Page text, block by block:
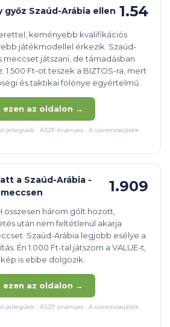
győz Szaúd-Arábia ellen 1.54
keményebb kvalifikációs
játékmodellel érkezik. Szaúd-
meccset játszani, de támadásban
1.500 Ft-ot teszek a BIZTOS-ra, mert
és taktikai fölénye egyértelmű.
az oldalon →
jellegűek · ÁSZF érvényes · A szerencsejáték
a Szaúd-Arábia -
1.909
összesen három gólt hozott,
után nem feltétlenül akarja
Szaúd-Arábia legjobb esélye a
Én 1.000 Ft-tal játszom a VALUE-t,
kép is ebbe dolgozik.
az oldalon →
jellegűek · ÁSZF érvényes · A szerencsejáték